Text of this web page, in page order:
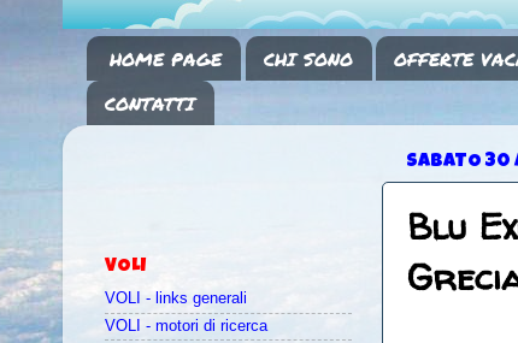
HOME PAGE CHI SONO OFFERTE
CONTATTI
SABATO 30
Blu
VOLI
VOLI - links generali
VOLI - motori di ricerca